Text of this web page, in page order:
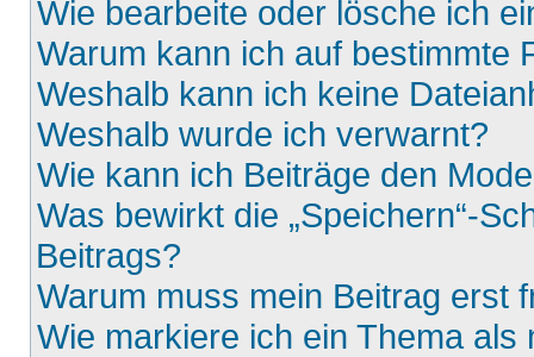
Wie bearbeite oder lösche ich
Warum kann ich auf bestimmte
Weshalb kann ich keine
Weshalb wurde ich verwarnt?
Wie kann ich Beiträge den
Was bewirkt die „Speichern“-
Beitrags?
Warum muss mein Beitrag erst
Wie markiere ich ein Thema als